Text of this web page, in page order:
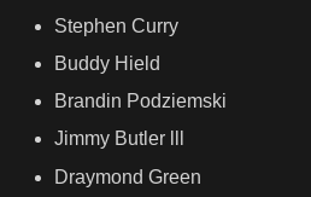
Stephen Curry
Buddy Hield
Brandin Podziemski
Jimmy Butler lll
Draymond Green